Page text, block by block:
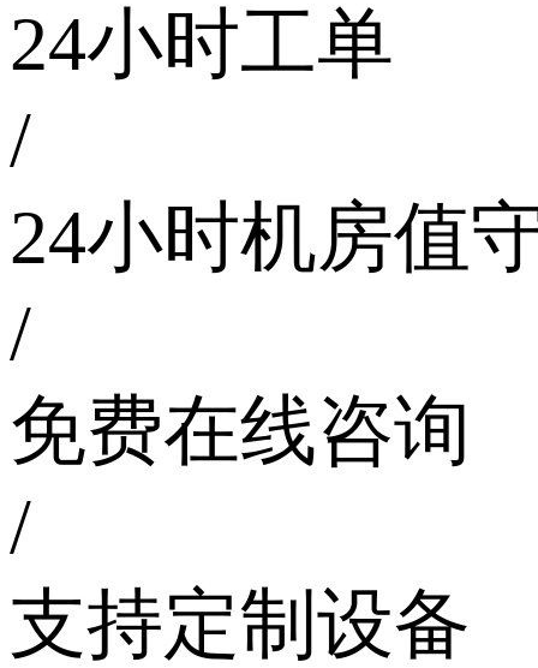
24小时工单
/
24小时机房值
/
免费在线咨询
/
支持定制设备